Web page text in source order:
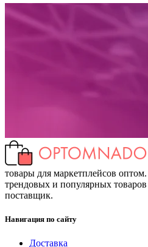
товары для маркетплейсов
трендовых и популярных
поставщик.
Навигация по сайту
Доставка